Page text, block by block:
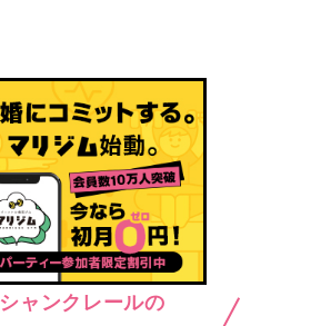
シャンクレールの